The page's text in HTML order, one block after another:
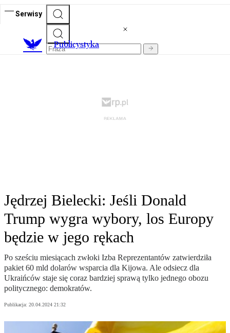
Serwisy
Publicystyka
Jędrzej Bielecki: Jeśli Donald
Trump wygra wybory, los Europy
będzie w jego rękach
Po sześciu miesiącach zwłoki Izba Reprezentantów zatwierdziła
pakiet 60 mld dolarów wsparcia dla Kijowa. Ale odsiecz dla
Ukraińców staje się coraz bardziej sprawą tylko jednego obozu
politycznego: demokratów.
Publikacja: 20.04.2024 21:32